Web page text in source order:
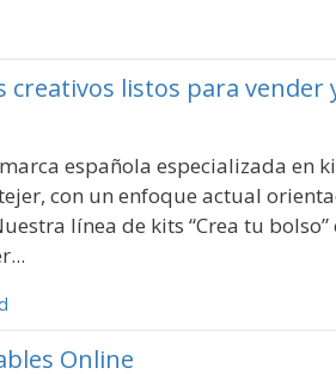
creativos listos para vender
española especializada en
con un enfoque actual
línea de kits “Crea tu
Online